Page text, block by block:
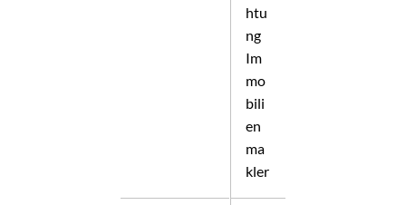
htu
ng
Im
mo
bili
en
ma
kler